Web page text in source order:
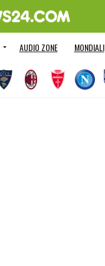
AUDIO ZONE MONDIALI